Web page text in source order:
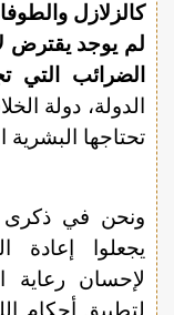
كالزلازل
لم يوجد يقترض
الضرائب التي
الدولة، دولة
تحتاجها البشرية
ونحن في ذكرى
يجعلوا إعادة
لإحسان